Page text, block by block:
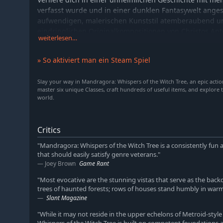
verfasst wurde und in einer dunklen Fantasywelt
aufwendigen, malerischen Kunststil atemberaubend
FILMharmonic Orchestra Prague untermalt wird.
75 einzigartige Orte warten darauf, von dir entdeckt
versteckt sind.
MEISTERE SOULSLIKE-KÄMPFE
Ob mit Klinge oder Magie, meistere dein Handwerk in
einfach zu erlernen und bietet nuancierte Tiefe.
perfektem Timing zu, um deinem erbärmlichen
Jage wilde Wölfe, Vampire und ein ganzes Bestiarium
albtraumhafter Bosse.
Den Weg, der vor dir liegt, musst du selbst ebnen.
weiterlesen…
» So aktiviert man ein Steam Spiel
Slay your way in Mandragora: Whispers of the Witch Tree, an epic
master six unique Classes, craft hundreds of useful items, and explore
world.
Critics
"Mandragora: Whispers of the Witch Tree is a consistently
that should easily satisfy genre veterans."
Joey Brown Game Rant
"Most evocative are the stunning vistas that serve as the
trees of haunted forests; rows of houses stand humbly in
Slant Magazine
"While it may not reside in the upper echelons of Metroid-